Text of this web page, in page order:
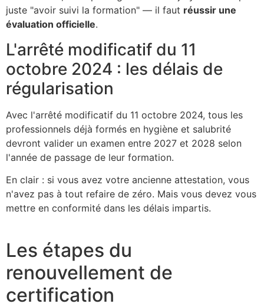
juste "avoir suivi la formation" — il faut réussir une
évaluation officielle.
L'arrêté modificatif du 11
octobre 2024 : les délais de
régularisation
Avec l'arrêté modificatif du 11 octobre 2024, tous les
professionnels déjà formés en hygiène et salubrité
devront valider un examen entre 2027 et 2028 selon
l'année de passage de leur formation.
En clair : si vous avez votre ancienne attestation, vous
n'avez pas à tout refaire de zéro. Mais vous devez vous
mettre en conformité dans les délais impartis.
Les étapes du
renouvellement de
certification